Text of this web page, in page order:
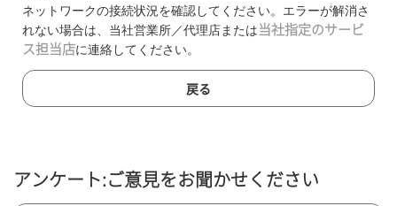
ネットワークの接続状況を確認してください。エラーが解消さ
れない場合は、当社営業所／代理店または 当社指定のサービ
ス担当店に連絡してください。
戻る
アンケート:ご意見をお聞かせください